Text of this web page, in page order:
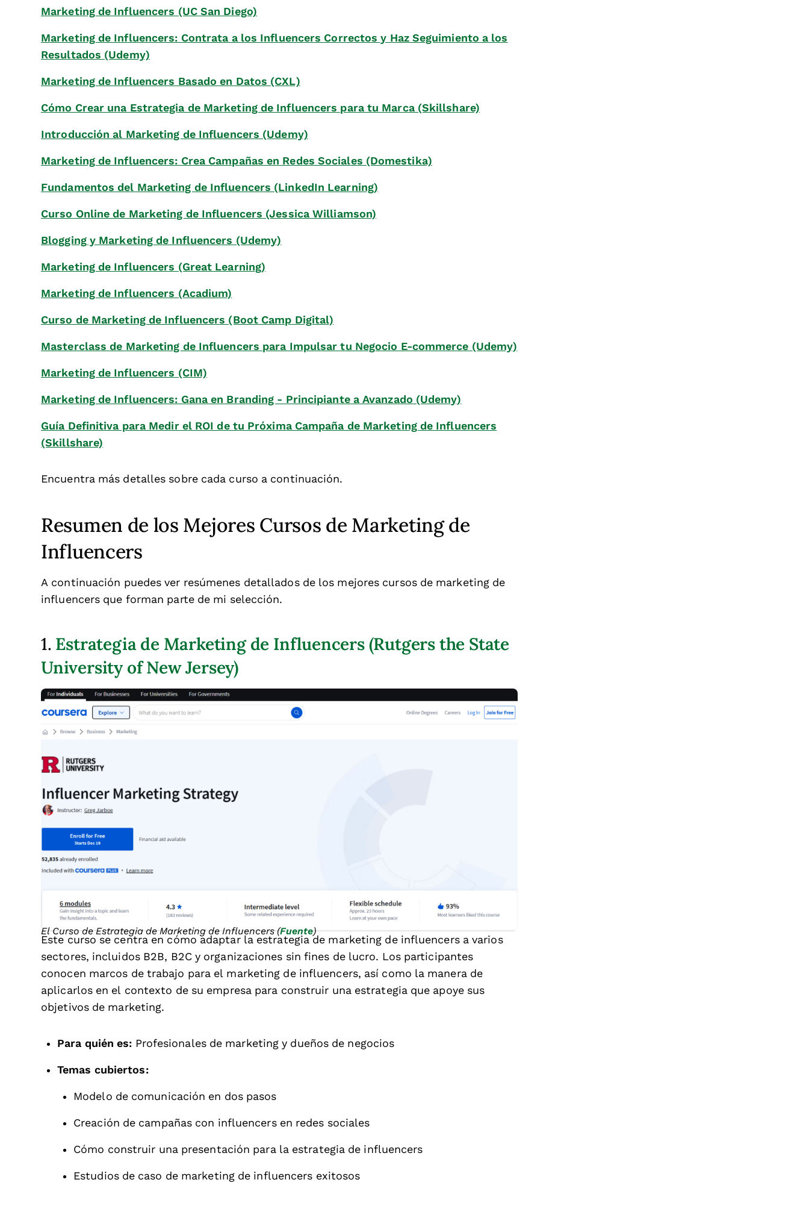
Marketing de Influencers (UC San Diego)
Marketing de Influencers: Contrata a los Influencers Correctos y Haz Seguimiento a los
Resultados (Udemy)
Marketing de Influencers Basado en Datos (CXL)
Cómo Crear una Estrategia de Marketing de Influencers para tu Marca (Skillshare)
Introducción al Marketing de Influencers (Udemy)
Marketing de Influencers: Crea Campañas en Redes Sociales (Domestika)
Fundamentos del Marketing de Influencers (LinkedIn Learning)
Curso Online de Marketing de Influencers (Jessica Williamson)
Blogging y Marketing de Influencers (Udemy)
Marketing de Influencers (Great Learning)
Marketing de Influencers (Acadium)
Curso de Marketing de Influencers (Boot Camp Digital)
Masterclass de Marketing de Influencers para Impulsar tu Negocio E-commerce (Udemy)
Marketing de Influencers (CIM)
Marketing de Influencers: Gana en Branding - Principiante a Avanzado (Udemy)
Guía Definitiva para Medir el ROI de tu Próxima Campaña de Marketing de Influencers
(Skillshare)
Encuentra más detalles sobre cada curso a continuación.
Resumen de los Mejores Cursos de Marketing de
Influencers
A continuación puedes ver resúmenes detallados de los mejores cursos de marketing de
influencers que forman parte de mi selección.
1. Estrategia de Marketing de Influencers (Rutgers the State
University of New Jersey)
El Curso de Estrategia de Marketing de Influencers (Fuente)
Este curso se centra en cómo adaptar la estrategia de marketing de influencers a varios
sectores, incluidos B2B, B2C y organizaciones sin fines de lucro. Los participantes
conocen marcos de trabajo para el marketing de influencers, así como la manera de
aplicarlos en el contexto de su empresa para construir una estrategia que apoye sus
objetivos de marketing.
Para quién es: Profesionales de marketing y dueños de negocios
Temas cubiertos:
Modelo de comunicación en dos pasos
Creación de campañas con influencers en redes sociales
Cómo construir una presentación para la estrategia de influencers
Estudios de caso de marketing de influencers exitosos